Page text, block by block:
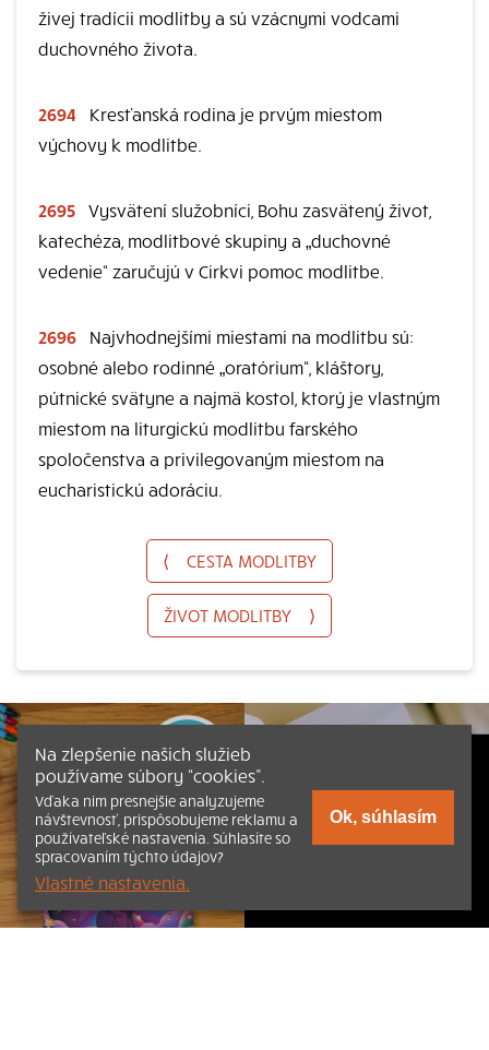
živej tradícii modlitby a sú vzácnymi vodcami
duchovného života.
2694
Kresťanská rodina je prvým miestom
výchovy k modlitbe.
2695 Vysvätení služobníci, Bohu zasvätený život,
katechéza, modlitbové skupiny a „duchovné
vedenie“ zaručujú v Cirkvi pomoc modlitbe.
2696
Najvhodnejšími miestami na modlitbu sú:
osobné alebo rodinné „oratórium“, kláštory,
pútnické svätyne a najmä kostol, ktorý je vlastným
miestom na liturgickú modlitbu farského
spoločenstva a privilegovaným miestom na
eucharistickú adoráciu.
⟨ CESTA MODLITBY
ŽIVOT MODLITBY ⟩
Na zlepšenie našich služieb
používame súbory “cookies”.
Vďaka nim presnejšie analyzujeme
návštevnosť, prispôsobujeme reklamu a
používateľské nastavenia. Súhlasíte so
spracovaním týchto údajov?
Vlastné nastavenia.
Ok, súhlasím